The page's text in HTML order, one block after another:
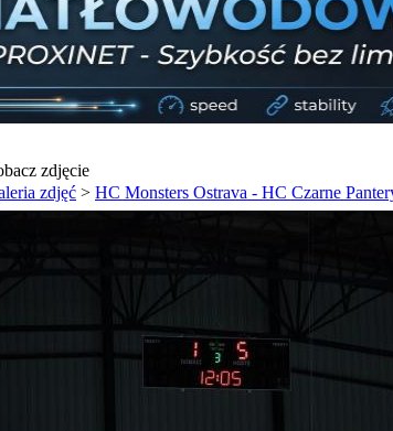
zdjęcie
zdjęć > HC Monsters Ostrava - HC Czarne